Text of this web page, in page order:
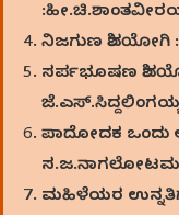
ನಿಜಗುಣ ಶಿವಯೋಗಿ :
ಸರ್ಪಭೂಷಣ
ಪಾದೋದಕ ಒಂದು
ಮಹಿಳೆಯರ